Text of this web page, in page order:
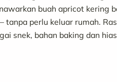
buah apricot kering
perlu keluar rumah.
snek, bahan baking dan